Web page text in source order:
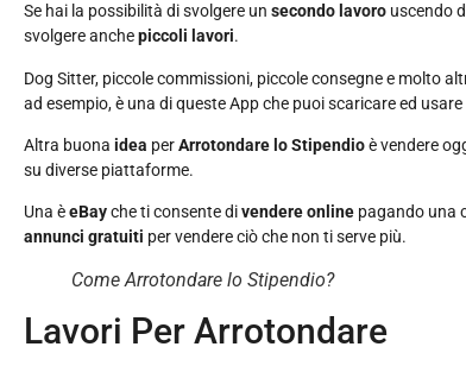
Se hai la possibilità di svolgere un secondo lavoro uscendo
svolgere anchepiccoli lavori.
Dog Sitter, piccole commissioni, piccole consegne e molto
ad esempio, è una di queste App che puoi scaricare ed
Altra buona idea perArrotondare lo Stipendioè vendere
su diverse piattaforme.
Una èeBayche ti consente divendere online pagando una
annunci gratuiti per vendere ciò che non ti serve più.
Come Arrotondare lo Stipendio?
Lavori Per Arrotondare